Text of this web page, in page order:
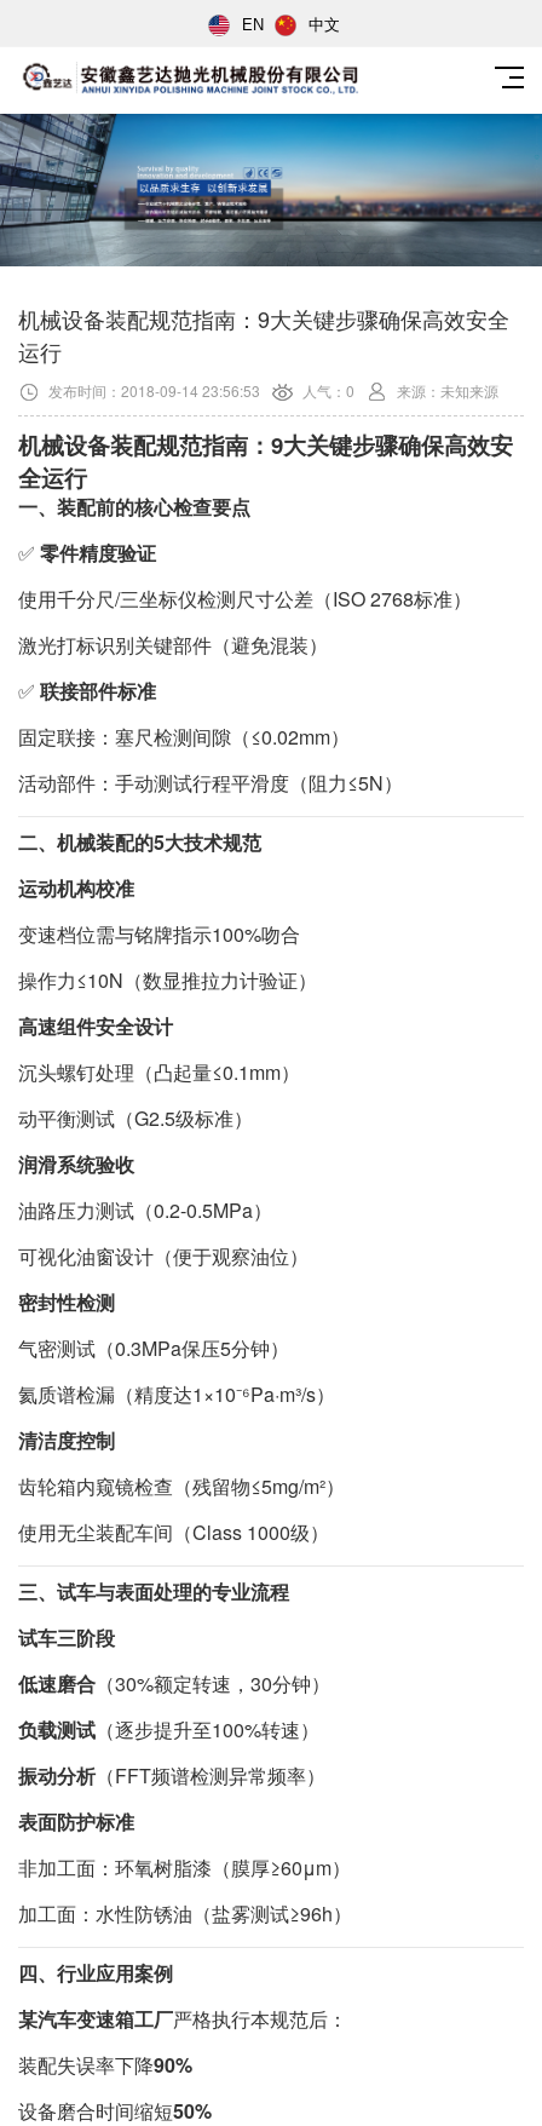
EN 中文
机械设备装配规范指南：9大关键步骤确保高效安全
运行
发布时间：2018-09-14 23:56:53 人气：0 来源：未知来源
机械设备装配规范指南：9大关键步骤确保高效安
全运行
一、装配前的核心检查要点
✅ 零件精度验证
使用千分尺/三坐标仪检测尺寸公差（ISO 2768标准）
激光打标识别关键部件（避免混装）
✅ 联接部件标准
固定联接：塞尺检测间隙（≤0.02mm）
活动部件：手动测试行程平滑度（阻力≤5N）
二、机械装配的5大技术规范
运动机构校准
变速档位需与铭牌指示100%吻合
操作力≤10N（数显推拉力计验证）
高速组件安全设计
沉头螺钉处理（凸起量≤0.1mm）
动平衡测试（G2.5级标准）
润滑系统验收
油路压力测试（0.2-0.5MPa）
可视化油窗设计（便于观察油位）
密封性检测
气密测试（0.3MPa保压5分钟）
氦质谱检漏（精度达1×10⁻⁶Pa·m³/s）
清洁度控制
齿轮箱内窥镜检查（残留物≤5mg/m²）
使用无尘装配车间（Class 1000级）
三、试车与表面处理的专业流程
试车三阶段
低速磨合 （30%额定转速，30分钟）
负载测试 （逐步提升至100%转速）
振动分析（FFT频谱检测异常频率）
表面防护标准
非加工面：环氧树脂漆（膜厚≥60μm）
加工面：水性防锈油（盐雾测试≥96h）
四、行业应用案例
某汽车变速箱工厂严格执行本规范后：
装配失误率下降90%
设备磨合时间缩短50%